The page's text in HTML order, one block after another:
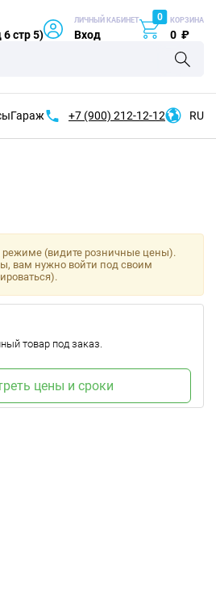
стр 5)
ЛИЧНЫЙ КАБИНЕТ
Вход
0 КОРЗИНА
0 ₽
Гараж +7 (900) 212-12-12 RU
режиме (видите розничные цены).
вам нужно войти под своим
товар под заказ.
цены и сроки